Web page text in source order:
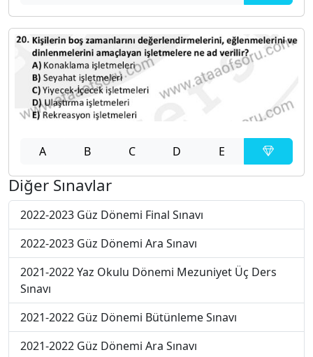
A B C D E
Diğer Sınavlar
2022-2023 Güz Dönemi Final Sınavı
2022-2023 Güz Dönemi Ara Sınavı
2021-2022 Yaz Okulu Dönemi Mezuniyet Üç Ders
Sınavı
2021-2022 Güz Dönemi Bütünleme Sınavı
2021-2022 Güz Dönemi Ara Sınavı